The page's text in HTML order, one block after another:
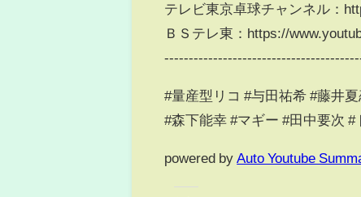
テレビ東京卓球チャンネル：
ＢＳテレ東：https://
#量産型リコ #与田祐希 #藤井
#森下能幸 #マギー #田中要次 #
powered by Auto Youtube